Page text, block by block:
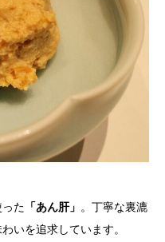
った 「あん肝」 。丁寧な裏漉
いを追求しています。